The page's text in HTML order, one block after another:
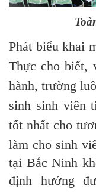
Phát biểu khai
Thực cho biết,
hành, trường
sinh sinh viên
tốt nhất cho
làm cho sinh
tại Bắc Ninh
định hướng